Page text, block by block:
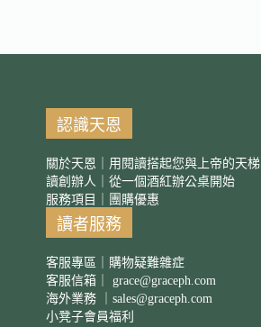
認識天恩
關於天恩｜用閱讀搭起您與上帝的天梯
讀創辦人｜從一個酒紅辦公桌開始
服務項目｜團購優惠
讀者服務
客服專區｜購物疑難雜症
客服信箱｜ grace@graceph.com
海外業務 ｜ sales@graceph.com
小凳子會員福利